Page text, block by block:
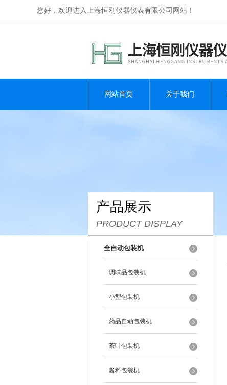
您好，欢迎进入上海恒刚仪器仪表有限公司网站！
网站首页 关于我们
产品展示
PRODUCT DISPLAY
全自动包装机
调味品包装机
小型包装机
药品自动包装机
茶叶包装机
酱料包装机